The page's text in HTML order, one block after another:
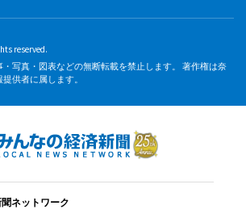
reserved.
写真・図表などの無断転載を禁止します。 著作権は奈
供者に属します。
ネットワーク